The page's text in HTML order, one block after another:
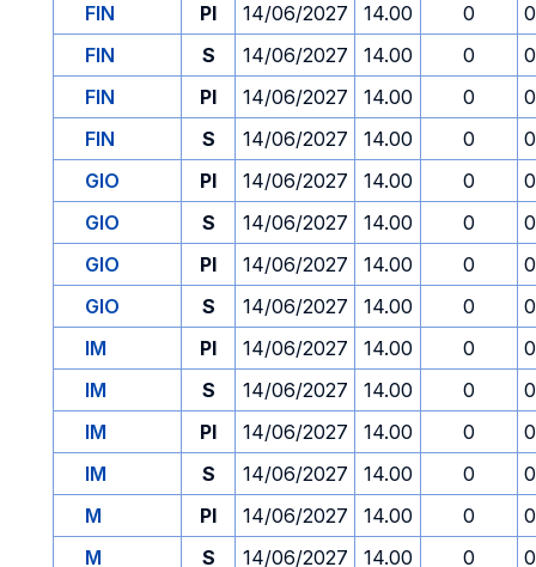
FIN
PI 14/06/2027 14.00 0
FIN
S 14/06/2027 14.00 0
FIN
PI 14/06/2027 14.00 0
FIN
S 14/06/2027 14.00 0
GIO
PI 14/06/2027 14.00 0
GIO
S 14/06/2027 14.00 0
GIO
PI 14/06/2027 14.00 0
GIO
S 14/06/2027 14.00 0
IM
PI 14/06/2027 14.00 0
IM
S 14/06/2027 14.00 0
IM
PI 14/06/2027 14.00 0
IM
S 14/06/2027 14.00 0
M
PI 14/06/2027 14.00 0
M
S 14/06/2027 14.00 0